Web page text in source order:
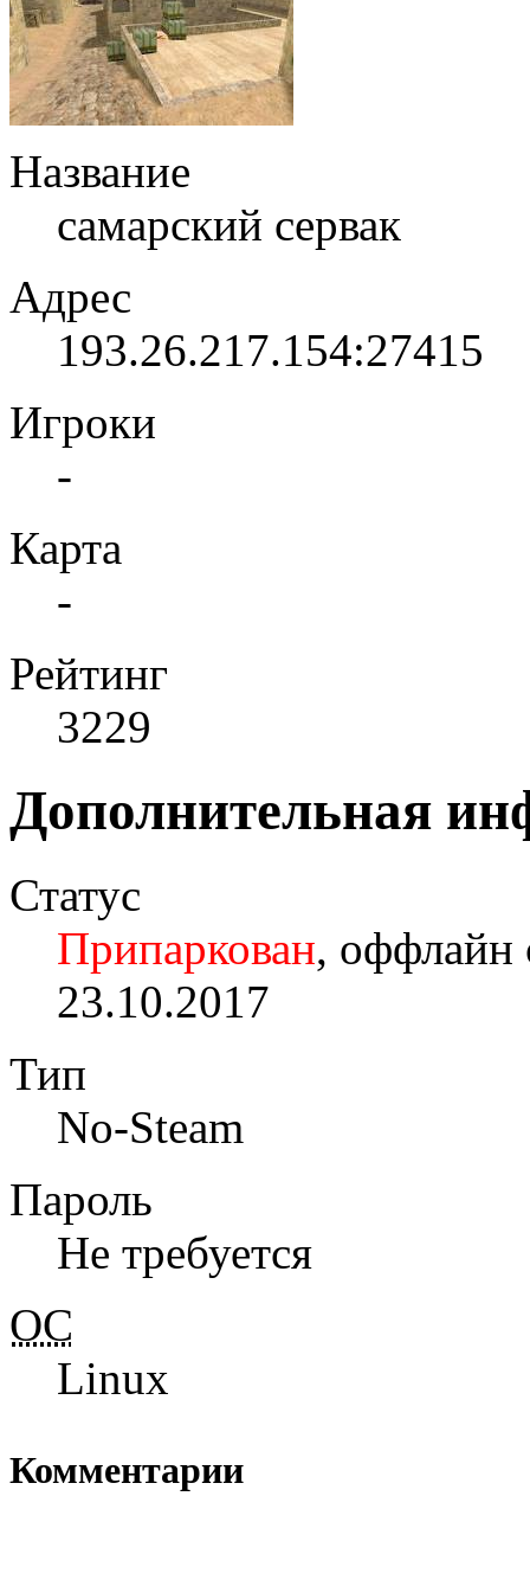
Название
самарский сервак
Адрес
193.26.217.154:27415
Игроки
-
Карта
-
Рейтинг
3229
Дополнительная
Статус
Припаркован, оффлайн
23.10.2017
Тип
No-Steam
Пароль
Не требуется
ОС
Linux
Комментарии